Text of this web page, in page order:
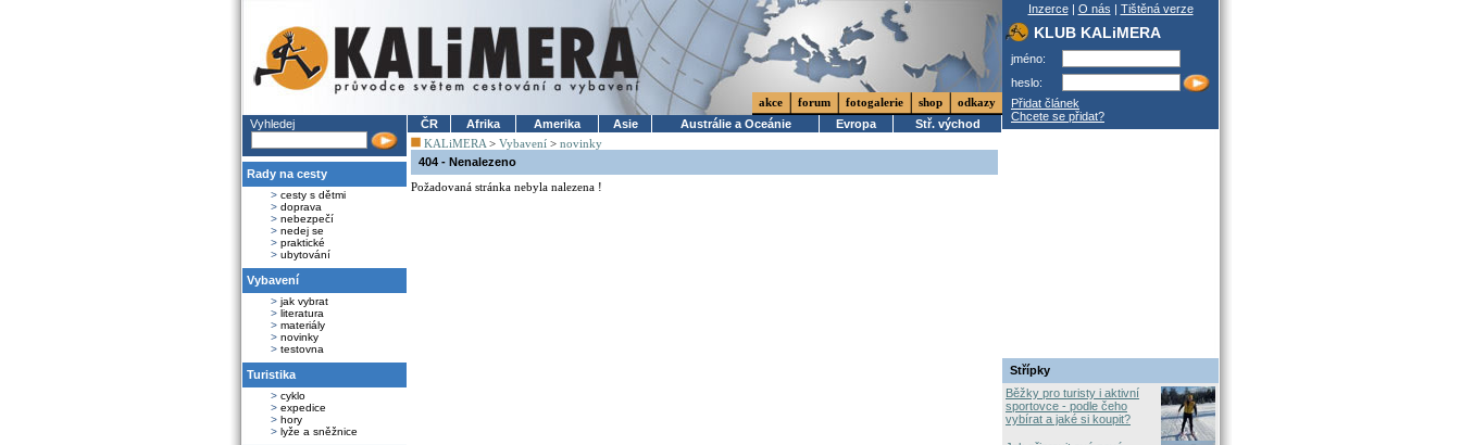
Vyhledej
Rady na cesty
> cesty s dětmi
> doprava
> nebezpečí
> nedej se
> praktické
> ubytování
Vybavení
> jak vybrat
> literatura
> materiály
> novinky
> testovna
Turistika
> cyklo
> expedice
> hory
> lyže a sněžnice
akce forum fotogalerie shop
odkazy
ČR
Afrika Amerika Asie Austrálie a Oceánie Evropa
Stř. východ
KALiMERA > Vybavení > novinky
404 - Nenalezeno
Požadovaná stránka nebyla nalezena !
Inzerce| O nás | Tištěná verze
KLUB KALiMERA
jméno:
heslo:
Přidat článek
Chcete se přidat?
Střípky
Běžky pro turisty i aktivní
sportovce - podle čeho
vybírat a jaké si koupit?